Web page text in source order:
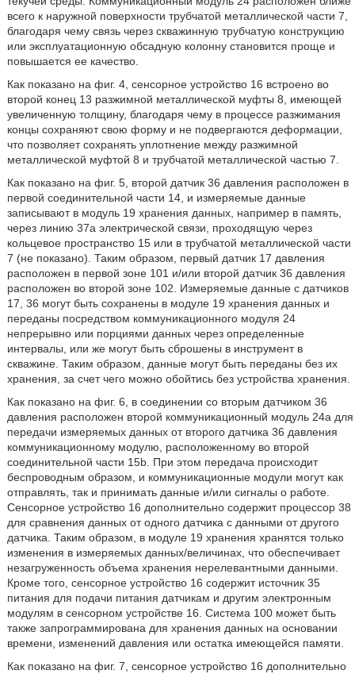
всего к наружной поверхности трубчатой металлической части 7,
благодаря чему связь через скважинную трубчатую конструкцию
или эксплуатационную обсадную колонну становится проще и
повышается ее качество.
Как показано на фиг. 4, сенсорное устройство 16 встроено во
второй конец 13 разжимной металлической муфты 8, имеющей
увеличенную толщину, благодаря чему в процессе разжимания
концы сохраняют свою форму и не подвергаются деформации,
что позволяет сохранять уплотнение между разжимной
металлической муфтой 8 и трубчатой металлической частью 7.
Как показано на фиг. 5, второй датчик 36 давления расположен в
первой соединительной части 14, и измеряемые данные
записывают в модуль 19 хранения данных, например в память,
через линию 37а электрической связи, проходящую через
кольцевое пространство 15 или в трубчатой металлической части
7 (не показано). Таким образом, первый датчик 17 давления
расположен в первой зоне 101 и/или второй датчик 36 давления
расположен во второй зоне 102. Измеряемые данные с датчиков
17, 36 могут быть сохранены в модуле 19 хранения данных и
переданы посредством коммуникационного модуля 24
непрерывно или порциями данных через определенные
интервалы, или же могут быть сброшены в инструмент в
скважине. Таким образом, данные могут быть переданы без их
хранения, за счет чего можно обойтись без устройства хранения.
Как показано на фиг. 6, в соединении со вторым датчиком 36
давления расположен второй коммуникационный модуль 24а для
передачи измеряемых данных от второго датчика 36 давления
коммуникационному модулю, расположенному во второй
соединительной части 15b. При этом передача происходит
беспроводным образом, и коммуникационные модули могут как
отправлять, так и принимать данные и/или сигналы о работе.
Сенсорное устройство 16 дополнительно содержит процессор 38
для сравнения данных от одного датчика с данными от другого
датчика. Таким образом, в модуле 19 хранения хранятся только
изменения в измеряемых данных/величинах, что обеспечивает
незагруженность объема хранения нерелевантными данными.
Кроме того, сенсорное устройство 16 содержит источник 35
питания для подачи питания датчикам и другим электронным
модулям в сенсорном устройстве 16. Система 100 может быть
также запрограммирована для хранения данных на основании
времени, изменений давления или остатка имеющейся памяти.
Как показано на фиг. 7, сенсорное устройство 16 дополнительно